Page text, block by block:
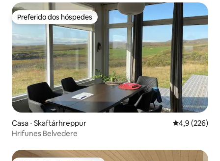
Preferido dos hóspedes
Preferido dos hóspedes
Casa ⋅ Skaftárhreppur 4,9 de uma
4,9 (226)
Hrifunes Belvedere